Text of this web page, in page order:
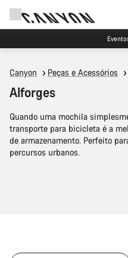
Canyon Peças e Acessórios
Alforges
Quando uma mochila
transporte para bicicleta é a
de armazenamento. Perfeito
percursos urbanos.